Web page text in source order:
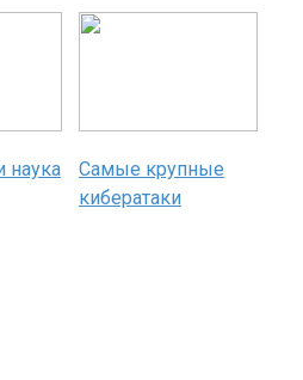
наука
Самые крупные
кибератаки